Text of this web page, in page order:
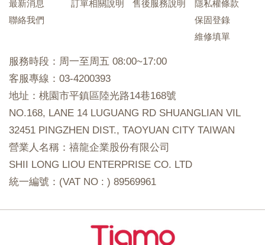
最新消息
聯絡我們
訂單相關說明
售後服務說明
隱私權條款
保固登錄
維修填單
服務時段：周一至周五 08:00~17:00
客服專線：03-4200393
地址：桃園市平鎮區陸光路14巷168號
NO.168, LANE 14 LUGUANG RD SHUANGLIAN VIL
32451 PINGZHEN DIST., TAOYUAN CITY TAIWAN
營業人名稱：禧龍企業股份有限公司
SHII LONG LIOU ENTERPRISE CO. LTD
統一編號：(VAT NO : ) 89569961